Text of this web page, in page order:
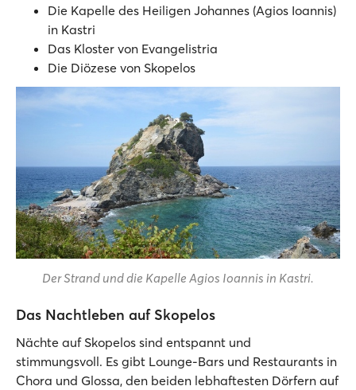
Die Kapelle des Heiligen Johannes (Agios Ioannis)
in Kastri
Das Kloster von Evangelistria
Die Diözese von Skopelos
Der Strand und die Kapelle Agios Ioannis in Kastri.
Das Nachtleben auf Skopelos
Nächte auf Skopelos sind entspannt und
stimmungsvoll. Es gibt Lounge-Bars und Restaurants in
Chora und Glossa, den beiden lebhaftesten Dörfern auf